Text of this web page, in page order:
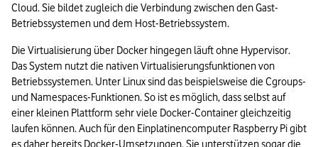
Cloud. Sie bildet zugleich die Verbindung zwischen den Gast-
Betriebssystemen und dem Host-Betriebssystem.
Die Virtualisierung über Docker hingegen läuft ohne Hypervisor.
Das System nutzt die nativen Virtualisierungsfunktionen von
Betriebssystemen. Unter Linux sind das beispielsweise die Cgroups-
und Namespaces-Funktionen. So ist es möglich, dass selbst auf
einer kleinen Plattform sehr viele Docker-Container gleichzeitig
laufen können. Auch für den Einplatinencomputer Raspberry Pi gibt
es daher bereits Docker-Umsetzungen. Sie unterstützen sogar die